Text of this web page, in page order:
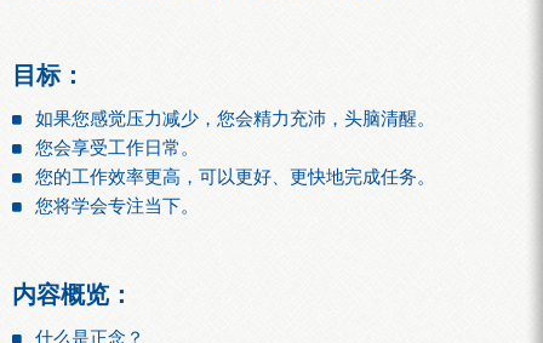
目标：
如果您感觉压力减少，您会精力充沛，头脑清醒。
您会享受工作日常。
您的工作效率更高，可以更好、更快地完成任务。
您将学会专注当下。
内容概览：
什么是正念？